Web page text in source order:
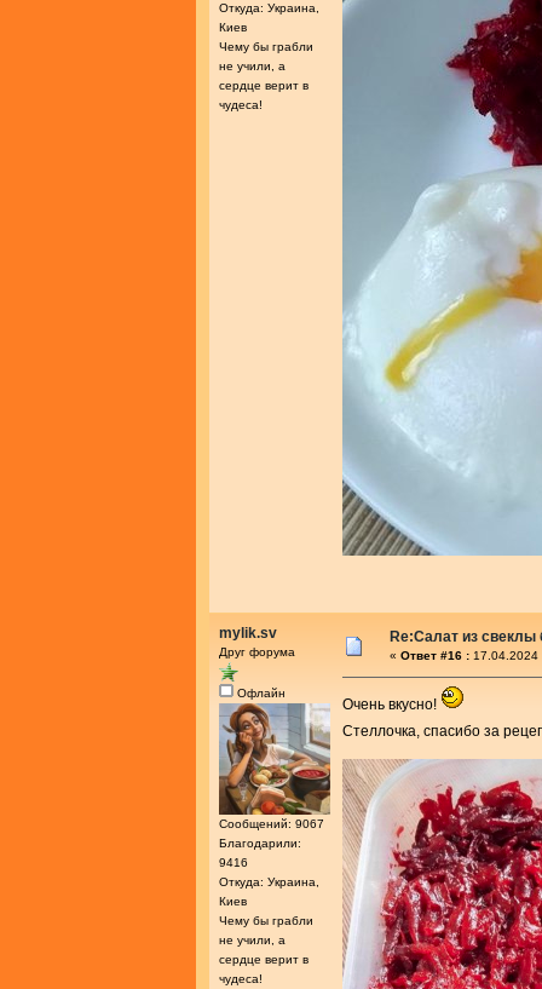
Откуда: Украина,
Киев
Чему бы грабли
не учили, а
сердце верит в
чудеса!
mylik.sv
Друг форума
Офлайн
Сообщений: 9067
Благодарили:
9416
Откуда: Украина,
Киев
Чему бы грабли
не учили, а
сердце верит в
чудеса!
Re:Салат из свеклы
« Ответ #16 : 17.04.2024
Очень вкусно!
Стеллочка, спасибо за